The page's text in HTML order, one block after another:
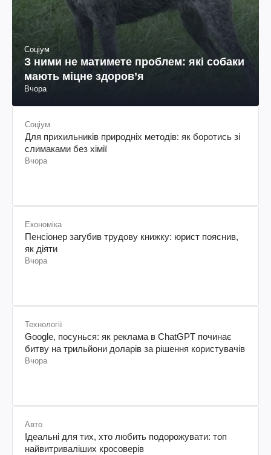
Соціум
З ними не матимете проблем: які собаки
мають міцне здоров’я
Вчора
Соціум
Для прихильників природніх методів: як боротись зі
слимаками без хімії
Вчора
Економіка
Пенсіонер загубив трудову книжку: юрист пояснив,
як діяти
Вчора
Технології
Google, посунься: як реклама в ChatGPT починає
битву на трильйони доларів за рішення користувачів
Вчора
Авто
Ідеальні для тих, хто любить подорожувати: топ
найвитриваліших кросоверів